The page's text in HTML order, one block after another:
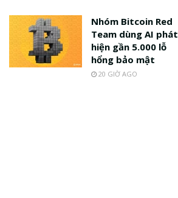
Nhóm Bitcoin Red
Team dùng AI phát
hiện gần 5.000 lỗ
hổng bảo mật
20 GIỜ AGO